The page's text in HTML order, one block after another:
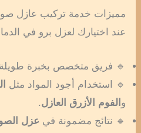
مميزات خدمة تركيب عازل
عند اختيارك لعزل برو في
🔹 فريق متخصص بخبرة
🔹 استخدام أجود المواد مثل
و الفوم الأزرق العازل.
🔹 نتائج مضمونة في عزل